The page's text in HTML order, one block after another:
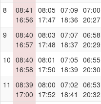
8
08:41
16:56
08:05
17:47
07:09
18:36
07:00
20:27
9
08:40
16:57
08:03
17:48
07:07
18:37
06:58
20:29
10 08:40
16:58
08:01
17:50
07:05
18:39
06:55
20:30
11
08:39
17:00
08:00
17:52
07:02
18:41
06:53
20:32